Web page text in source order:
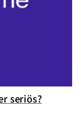
seriös?